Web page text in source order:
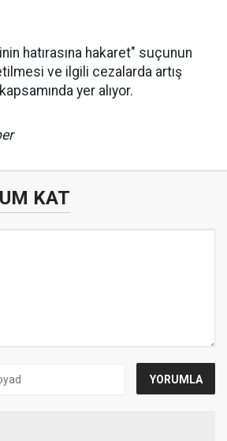
hatırasına hakaret" suçunun
ve ilgili cezalarda artış
yer alıyor.
KAT